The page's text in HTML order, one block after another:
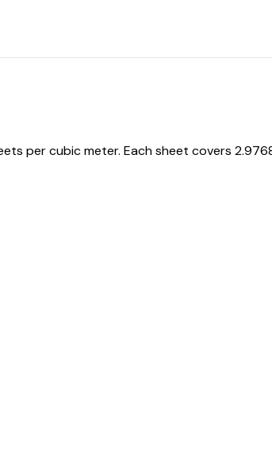
per cubic meter. Each sheet covers